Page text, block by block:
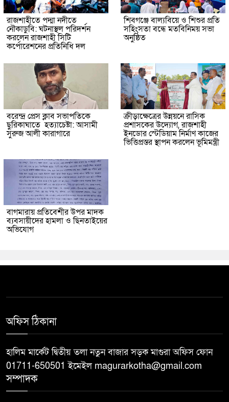
রাজশাহীতে পদ্মা নদীতে
নৌকাডুবি: ঘটনাস্থল পরিদর্শন
করলেন রাজশাহী সিটি
কর্পোরেশনের প্রতিনিধি দল
শিবগঞ্জে বাল্যবিয়ে ও শিশুর প্রতি
সহিংসতা বন্ধে মতবিনিময় সভা
অনুষ্ঠিত
বরেন্দ্র প্রেস ক্লাব সভাপতিকে
ছুরিকাঘাতে হত্যাচেষ্টা: আসামী
সুরুজ আলী কারাগারে
ক্রীড়াক্ষেত্রের উন্নয়নে রাসিক
প্রশাসকের উদ্যোগ, রাজশাহী
ইনডোর স্টেডিয়াম নির্মাণ কাজের
ভিত্তিপ্রস্তর স্থাপন করলেন ভূমিমন্ত্রী
বাগমারায় প্রতিবেশীর উপর মাদক
ব্যবসায়ীদের হামলা ও ছিনতাইয়ের
অভিযোগ
অফিস ঠিকানা
হালিম মার্কেট দ্বিতীয় তলা নতুন বাজার সড়ক মাগুরা অফিস ফোন
01711-650501 ইমেইল magurarkotha@gmail.com
সম্পাদক